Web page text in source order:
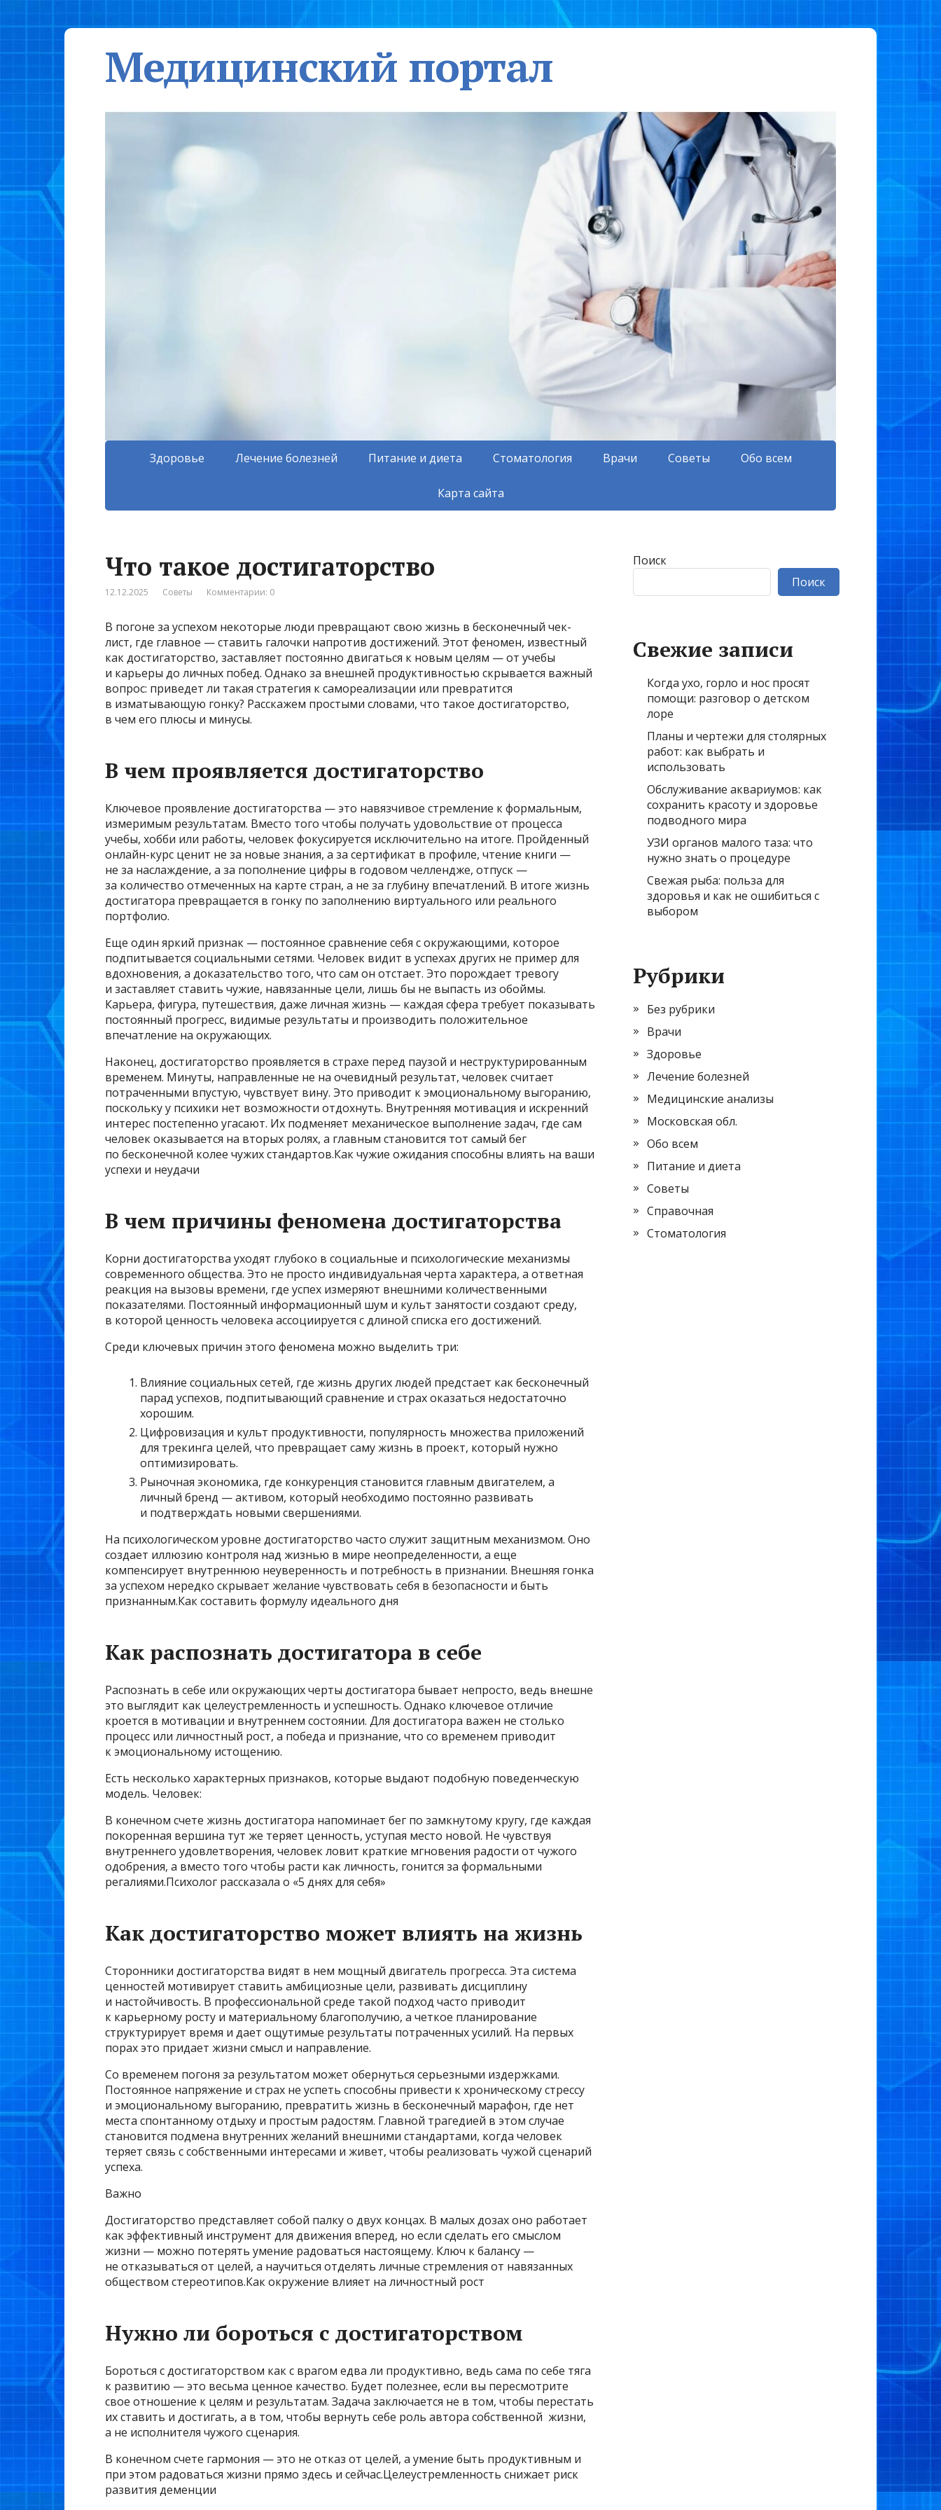
Медицинский портал
Здоровье Лечение болезней Питание и диета Стоматология Врачи Советы Обо всем
Карта сайта
Что такое достигаторство
12.12.2025 Советы Комментарии: 0
В погоне за успехом некоторые люди превращают свою жизнь в бесконечный чек-
лист, где главное — ставить галочки напротив достижений. Этот феномен, известный
как достигаторство, заставляет постоянно двигаться к новым целям — от учебы
и карьеры до личных побед. Однако за внешней продуктивностью скрывается важный
вопрос: приведет ли такая стратегия к самореализации или превратится
в изматывающую гонку? Расскажем простыми словами, что такое достигаторство,
в чем его плюсы и минусы.
В чем проявляется достигаторство
Ключевое проявление достигаторства — это навязчивое стремление к формальным,
измеримым результатам. Вместо того чтобы получать удовольствие от процесса
учебы, хобби или работы, человек фокусируется исключительно на итоге. Пройденный
онлайн-курс ценит не за новые знания, а за сертификат в профиле, чтение книги —
не за наслаждение, а за пополнение цифры в годовом челлендже, отпуск —
за количество отмеченных на карте стран, а не за глубину впечатлений. В итоге жизнь
достигатора превращается в гонку по заполнению виртуального или реального
портфолио.
Еще один яркий признак — постоянное сравнение себя с окружающими, которое
подпитывается социальными сетями. Человек видит в успехах других не пример для
вдохновения, а доказательство того, что сам он отстает. Это порождает тревогу
и заставляет ставить чужие, навязанные цели, лишь бы не выпасть из обоймы.
Карьера, фигура, путешествия, даже личная жизнь — каждая сфера требует показывать
постоянный прогресс, видимые результаты и производить положительное
впечатление на окружающих.
Наконец, достигаторство проявляется в страхе перед паузой и неструктурированным
временем. Минуты, направленные не на очевидный результат, человек считает
потраченными впустую, чувствует вину. Это приводит к эмоциональному выгоранию,
поскольку у психики нет возможности отдохнуть. Внутренняя мотивация и искренний
интерес постепенно угасают. Их подменяет механическое выполнение задач, где сам
человек оказывается на вторых ролях, а главным становится тот самый бег
по бесконечной колее чужих стандартов.Как чужие ожидания способны влиять на ваши
успехи и неудачи
В чем причины феномена достигаторства
Корни достигаторства уходят глубоко в социальные и психологические механизмы
современного общества. Это не просто индивидуальная черта характера, а ответная
реакция на вызовы времени, где успех измеряют внешними количественными
показателями. Постоянный информационный шум и культ занятости создают среду,
в которой ценность человека ассоциируется с длиной списка его достижений.
Среди ключевых причин этого феномена можно выделить три:
Влияние социальных сетей, где жизнь других людей предстает как бесконечный
парад успехов, подпитывающий сравнение и страх оказаться недостаточно
хорошим.
Цифровизация и культ продуктивности, популярность множества приложений
для трекинга целей, что превращает саму жизнь в проект, который нужно
оптимизировать.
Рыночная экономика, где конкуренция становится главным двигателем, а
личный бренд — активом, который необходимо постоянно развивать
и подтверждать новыми свершениями.
На психологическом уровне достигаторство часто служит защитным механизмом. Оно
создает иллюзию контроля над жизнью в мире неопределенности, а еще
компенсирует внутреннюю неуверенность и потребность в признании. Внешняя гонка
за успехом нередко скрывает желание чувствовать себя в безопасности и быть
признанным.Как составить формулу идеального дня
Как распознать достигатора в себе
Распознать в себе или окружающих черты достигатора бывает непросто, ведь внешне
это выглядит как целеустремленность и успешность. Однако ключевое отличие
кроется в мотивации и внутреннем состоянии. Для достигатора важен не столько
процесс или личностный рост, а победа и признание, что со временем приводит
к эмоциональному истощению.
Есть несколько характерных признаков, которые выдают подобную поведенческую
модель. Человек:
В конечном счете жизнь достигатора напоминает бег по замкнутому кругу, где каждая
покоренная вершина тут же теряет ценность, уступая место новой. Не чувствуя
внутреннего удовлетворения, человек ловит краткие мгновения радости от чужого
одобрения, а вместо того чтобы расти как личность, гонится за формальными
регалиями.Психолог рассказала о «5 днях для себя»
Как достигаторство может влиять на жизнь
Сторонники достигаторства видят в нем мощный двигатель прогресса. Эта система
ценностей мотивирует ставить амбициозные цели, развивать дисциплину
и настойчивость. В профессиональной среде такой подход часто приводит
к карьерному росту и материальному благополучию, а четкое планирование
структурирует время и дает ощутимые результаты потраченных усилий. На первых
порах это придает жизни смысл и направление.
Со временем погоня за результатом может обернуться серьезными издержками.
Постоянное напряжение и страх не успеть способны привести к хроническому стрессу
и эмоциональному выгоранию, превратить жизнь в бесконечный марафон, где нет
места спонтанному отдыху и простым радостям. Главной трагедией в этом случае
становится подмена внутренних желаний внешними стандартами, когда человек
теряет связь с собственными интересами и живет, чтобы реализовать чужой сценарий
успеха.
Важно
Достигаторство представляет собой палку о двух концах. В малых дозах оно работает
как эффективный инструмент для движения вперед, но если сделать его смыслом
жизни — можно потерять умение радоваться настоящему. Ключ к балансу —
не отказываться от целей, а научиться отделять личные стремления от навязанных
обществом стереотипов.Как окружение влияет на личностный рост
Нужно ли бороться с достигаторством
Бороться с достигаторством как с врагом едва ли продуктивно, ведь сама по себе тяга
к развитию — это весьма ценное качество. Будет полезнее, если вы пересмотрите
свое отношение к целям и результатам. Задача заключается не в том, чтобы перестать
их ставить и достигать, а в том, чтобы вернуть себе роль автора собственной жизни,
а не исполнителя чужого сценария.
В конечном счете гармония — это не отказ от целей, а умение быть продуктивным и
при этом радоваться жизни прямо здесь и сейчас.Целеустремленность снижает риск
развития деменции
Поиск
Поиск
Свежие записи
Когда ухо, горло и нос просят
помощи: разговор о детском
лоре
Планы и чертежи для столярных
работ: как выбрать и
использовать
Обслуживание аквариумов: как
сохранить красоту и здоровье
подводного мира
УЗИ органов малого таза: что
нужно знать о процедуре
Свежая рыба: польза для
здоровья и как не ошибиться с
выбором
Рубрики
Без рубрики
Врачи
Здоровье
Лечение болезней
Медицинские анализы
Московская обл.
Обо всем
Питание и диета
Советы
Справочная
Стоматология